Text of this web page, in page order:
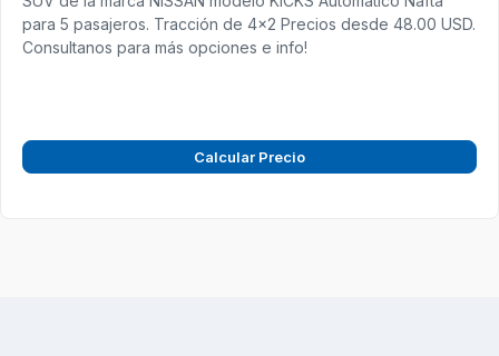
para 5 pasajeros. Tracción de 4x2 Precios desde 48.00 USD.
Consultanos para más opciones e info!
Calcular Precio